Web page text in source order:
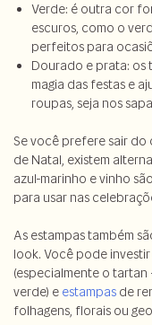
Verde: é outra cor
escuros, como o
perfeitos para
Dourado e prata: os
magia das festas e
roupas, seja nos
Se você prefere sair do
de Natal, existem
azul-marinho e vinho
para usar nas
As estampas também
look. Você pode
(especialmente o
verde) e estampas de
folhagens, florais ou